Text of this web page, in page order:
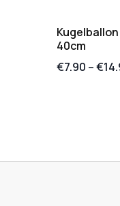
40cm
€7.90 –€